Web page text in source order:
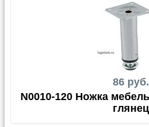
86 руб.
N0010-120 Ножка
глянец